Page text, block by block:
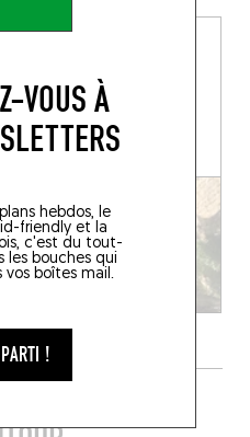
VOUS À
hebdos, le
friendly et la
c'est du tout-
les bouches qui
vos boîtes mail.
!
LE BISTROT DE LA
TOURNELLE
(39600)